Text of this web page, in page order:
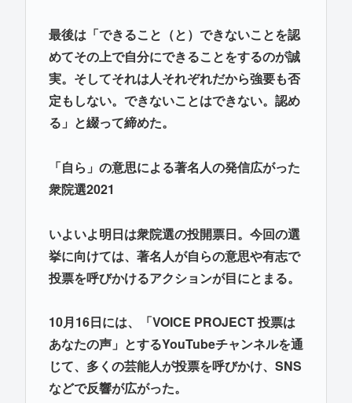
最後は「できること（と）できないことを認
めてその上で自分にできることをするのが誠
実。そしてそれは人それぞれだから強要も否
定もしない。できないことはできない。認め
る」と綴って締めた。
「自ら」の意思による著名人の発信広がった
衆院選2021
いよいよ明日は衆院選の投開票日。今回の選
挙に向けては、著名人が自らの意思や有志で
投票を呼びかけるアクションが目にとまる。
10月16日には、「VOICE PROJECT 投票は
あなたの声」とするYouTubeチャンネルを通
じて、多くの芸能人が投票を呼びかけ、SNS
などで反響が広がった。